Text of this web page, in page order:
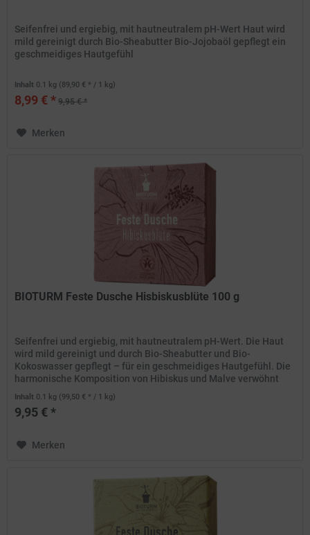
Seifenfrei und ergiebig, mit hautneutralem pH-Wert Haut wird
mild gereinigt durch Bio-Sheabutter Bio-Jojobaöl gepflegt ein
geschmeidiges Hautgefühl
Inhalt 0.1 kg (89,90 € * / 1 kg)
8,99 € * 9,95 € *
Merken
BIOTURM Feste Dusche Hisbiskusblüte 100 g
Seifenfrei und ergiebig, mit hautneutralem pH-Wert. Die Haut
wird mild gereinigt und durch Bio-Sheabutter und Bio-
Kokoswasser gepflegt – für ein geschmeidiges Hautgefühl. Die
harmonische Komposition von Hibiskus und Malve verwöhnt
die...
Inhalt 0.1 kg (99,50 € * / 1 kg)
9,95 € *
Merken